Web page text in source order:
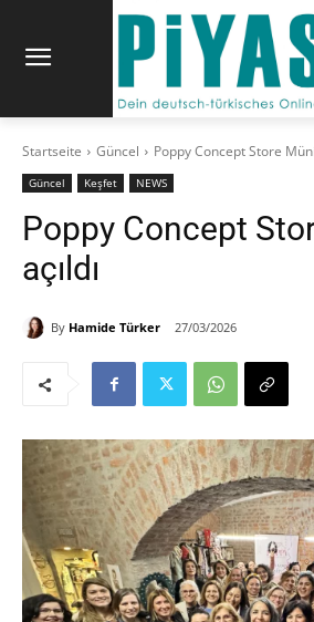
Startseite Güncel Poppy Concept Store
Güncel Keşfet NEWS
Poppy Concept
açıldı
By Hamide Türker 27/03/2026